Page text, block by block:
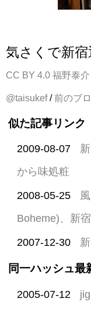
気さくで新
CC BY 4.0 福野泰介
@taisukef/前のブ
似た記事リンク
2009-08-07
から味処粧
2008-05-25
Boheme)、新
2007-12-30
同一ハッシュ最
2005-07-12